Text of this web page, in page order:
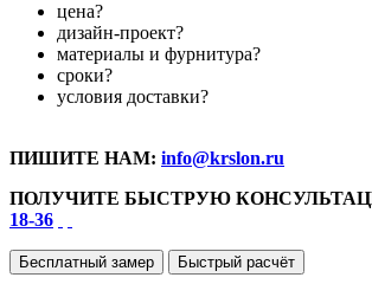
цена?
дизайн-проект?
материалы и фурнитура?
сроки?
условия доставки?
ПИШИТЕ НАМ: info@krslon.ru
ПОЛУЧИТЕ БЫСТРУЮ
18-36
Бесплатный замер Быстрый расчёт